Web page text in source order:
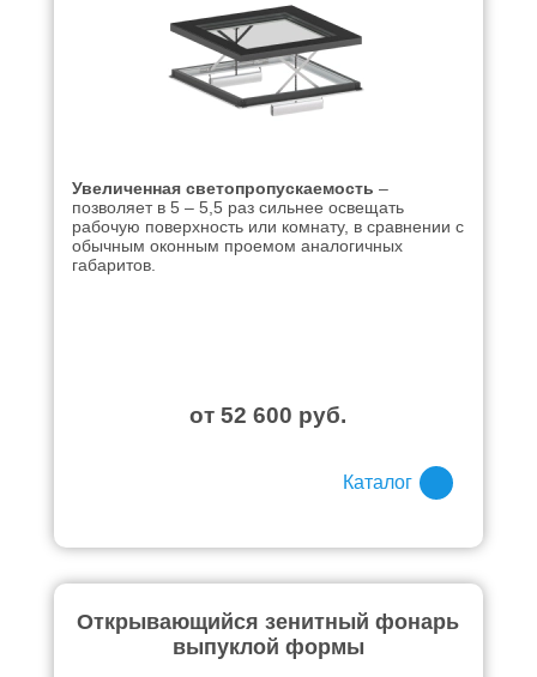
Увеличенная светопропускаемость –
позволяет в 5 – 5,5 раз сильнее освещать
рабочую поверхность или комнату, в сравнении с
обычным оконным проемом аналогичных
габаритов.
от 52 600 руб.
Каталог
Открывающийся зенитный фонарь
выпуклой формы